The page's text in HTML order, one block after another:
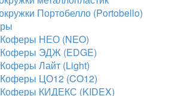
Портобелло (Portobello)
Коферы НЕО (NEO)
Коферы ЭДЖ (EDGE)
Коферы Лайт (Light)
Коферы ЦО12 (CO12)
Коферы КИДЕКС (KIDEX)